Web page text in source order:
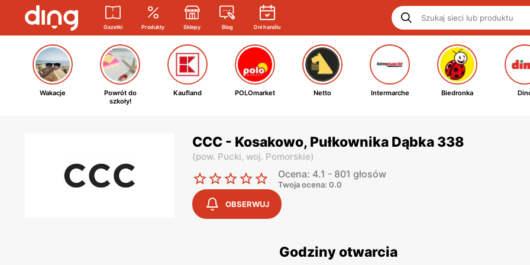
Gazetki Produkty Sklepy Blog Dni handlu
Wakacje
Powrót do
szkoły!
Kaufland POLOmarket Netto Intermarche Biedronka
CCC - Kosakowo, Pułkownika Dąbka 338
(pow. Pucki, woj. Pomorskie)
Ocena: 4.1 - 801 głosów
Twoja ocena: 0.0
OBSERWUJ
Godziny otwarcia